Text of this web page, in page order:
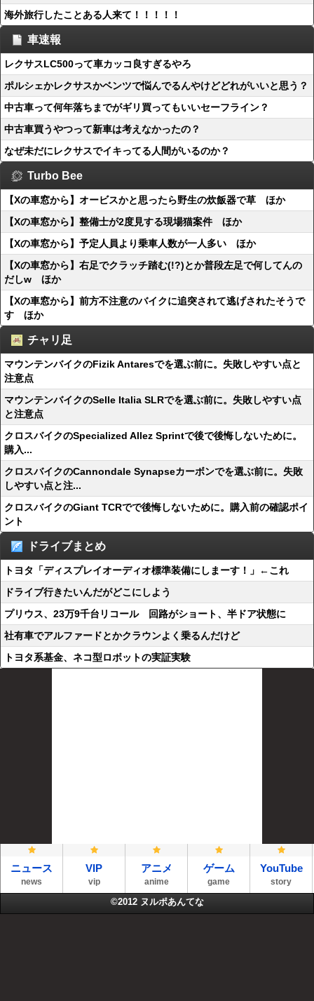
海外旅行したことある人来て！！！！！
車速報
レクサスLC500って車カッコ良すぎるやろ
ポルシェかレクサスかベンツで悩んでるんやけどどれがいいと思う？
中古車って何年落ちまでがギリ買ってもいいセーフライン？
中古車買うやつって新車は考えなかったの？
なぜ未だにレクサスでイキってる人間がいるのか？
Turbo Bee
【Xの車窓から】オービスかと思ったら野生の炊飯器で草 ほか
【Xの車窓から】整備士が2度見する現場猫案件 ほか
【Xの車窓から】予定人員より乗車人数が一人多い ほか
【Xの車窓から】右足でクラッチ踏む(!?)とか普段左足で何してんの
だしw ほか
【Xの車窓から】前方不注意のバイクに追突されて逃げされたそうで
す ほか
チャリ足
マウンテンバイクのFizik Antaresでを選ぶ前に。失敗しやすい点と
注意点
マウンテンバイクのSelle Italia SLRでを選ぶ前に。失敗しやすい点
と注意点
クロスバイクのSpecialized Allez Sprintで後で後悔しないために。
購入...
クロスバイクのCannondale Synapseカーボンでを選ぶ前に。失敗
しやすい点と注...
クロスバイクのGiant TCRでで後悔しないために。購入前の確認ポイ
ント
ドライブまとめ
トヨタ「ディスプレイオーディオ標準装備にしまーす！」←これ
ドライブ行きたいんだがどこにしよう
プリウス、23万9千台リコール 回路がショート、半ドア状態に
社有車でアルファードとかクラウンよく乗るんだけど
トヨタ系基金、ネコ型ロボットの実証実験
ニュース
news
VIP
vip
アニメ
anime
ゲーム
game
YouTube
story
©2012 ヌルポあんてな